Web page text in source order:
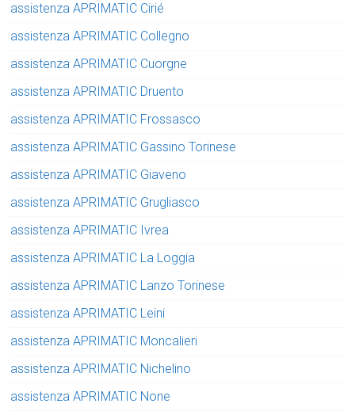
assistenza APRIMATIC Cirié
assistenza APRIMATIC Collegno
assistenza APRIMATIC Cuorgne
assistenza APRIMATIC Druento
assistenza APRIMATIC Frossasco
assistenza APRIMATIC Gassino Torinese
assistenza APRIMATIC Giaveno
assistenza APRIMATIC Grugliasco
assistenza APRIMATIC Ivrea
assistenza APRIMATIC La Loggia
assistenza APRIMATIC Lanzo Torinese
assistenza APRIMATIC Leini
assistenza APRIMATIC Moncalieri
assistenza APRIMATIC Nichelino
assistenza APRIMATIC None